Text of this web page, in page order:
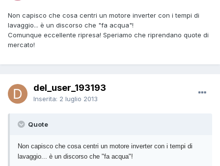
Non capisco che cosa centri un motore inverter con i tempi di
lavaggio... è un discorso che "fa acqua"!
Comunque eccellente ripresa! Speriamo che riprendano quote di
mercato!
del_user_193193
Inserita: 2 luglio 2013
Quote
Non capisco che cosa centri un motore inverter con i tempi di
lavaggio... è un discorso che "fa acqua"!